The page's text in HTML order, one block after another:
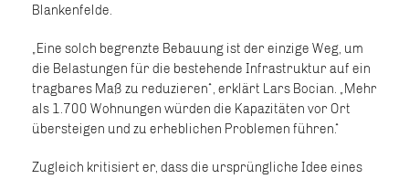
Blankenfelde.
Eine solch begrenzte Bebauung ist der einzige Weg, um
die Belastungen für die bestehende Infrastruktur auf ein
tragbares Maß zu reduzieren“, erklärt Lars Bocian. „Mehr
als 1.700 Wohnungen würden die Kapazitäten vor Ort
übersteigen und zu erheblichen Problemen führen.“
Zugleich kritisiert er, dass die ursprüngliche Idee eines